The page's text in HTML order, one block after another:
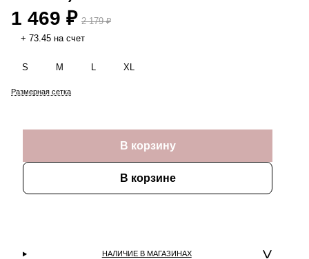
1 469 ₽ 2 179 ₽
+ 73.45 на счет
S M L XL
Размерная сетка
В корзину
В корзине
НАЛИЧИЕ В МАГАЗИНАХ